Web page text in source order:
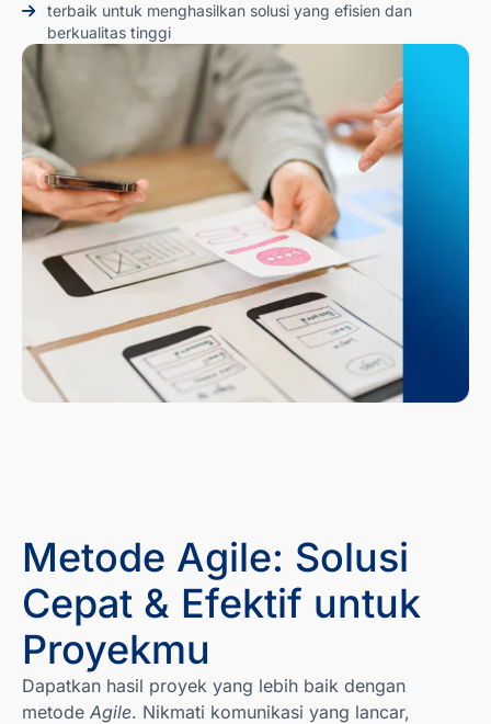
terbaik untuk menghasilkan solusi yang efisien dan
berkualitas tinggi
Metode Agile: Solusi
Cepat & Efektif untuk
Proyekmu
Dapatkan hasil proyek yang lebih baik dengan
metode Agile. Nikmati komunikasi yang lancar,